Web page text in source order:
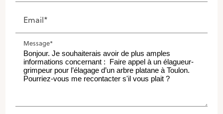
Email*
Message*